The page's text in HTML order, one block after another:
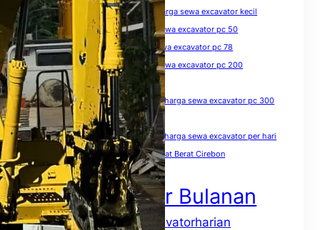
harga sewa excavator Jawa Tengah
harga sewa excavator kecil
harga sewa excavator Kendal
harga sewa excavator pc 50
harga sewa excavator pc 75
harga sewa excavator pc 78
harga sewa excavator pc 100
harga sewa excavator pc 200
harga sewa excavator pc 200 per hari
harga sewa excavator pc 200 per jam
harga sewa excavator pc 300
harga sewa excavator pc 300 per jam
harga sewa excavator pc 400 per jam
harga sewa excavator per hari
harga sewa excavator per jam
Sewa Alat Berat Cirebon
Sewa Excavator
Sewa Excavator Bulanan
Sewa excavator harian
sewaexcavatorharian